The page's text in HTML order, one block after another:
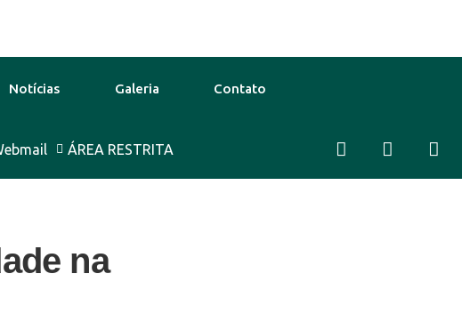
Notícias Galeria Contato
11 Ago 32°C New
ÁREA RESTRITA
na